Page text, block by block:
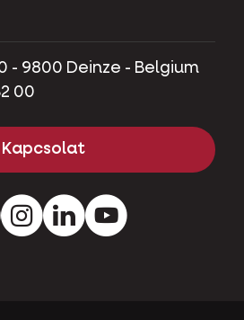
- 9800 Deinze - Belgium
00
Kapcsolat
InstagramLinkedInYoutube